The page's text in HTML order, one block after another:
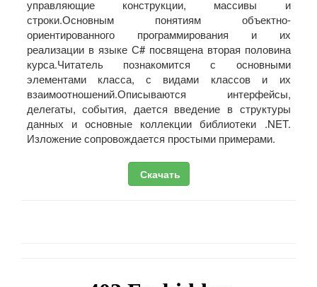
управляющие конструкции, массивы и
строки.Основным понятиям объектно-
ориентированного программирования и их
реализации в языке С# посвящена вторая половина
курса.Читатель познакомится с основными
элементами класса, с видами классов и их
взаимоотношений.Описываются интерфейсы,
делегаты, события, дается введение в структуры
данных и основные коллекции библиотеки .NET.
Изложение сопровождается простыми примерами.
Скачать